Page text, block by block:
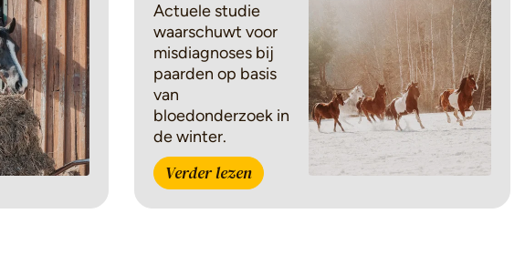
Actuele studie
waarschuwt voor
misdiagnoses bij
paarden op basis
van
bloedonderzoek in
de winter.
Verder lezen